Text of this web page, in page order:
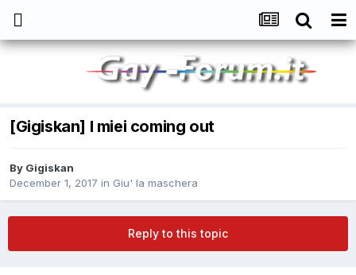
[Gigiskan] I miei coming out
By Gigiskan
December 1, 2017 in Giu' la maschera
Reply to this topic